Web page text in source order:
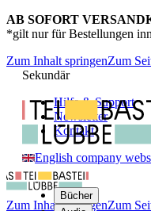
AB SOFORT
*gilt nur für Bestellungen
Zum Inhalt springenZum
Sekundär
Hilfe & Support
Newsletter
Kontakt
English company
Bücher
Zum Inhalt springenZum